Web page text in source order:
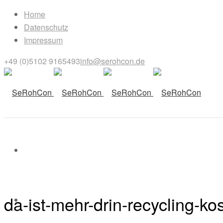
Home
Datenschutz
Impressum
+49 (0)5102 9165493info@serohcon.de
da-ist-mehr-drin-recycling-